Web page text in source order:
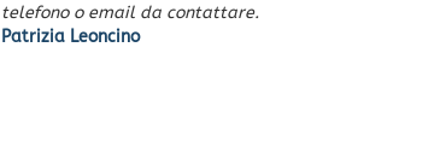
telefono o email da contattare.
Patrizia Leoncino